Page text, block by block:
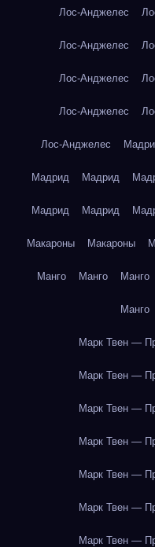
Лос-Анджелес
Лос-Анджелес
Лос-Анджелес
Лос-Анджелес
Лос-Анджелес
Мадрид Мадрид
Мадрид Мадрид
Макароны Макароны
Манго Манго Манго
Манго
Марк Твен —
Марк Твен —
Марк Твен —
Марк Твен —
Марк Твен —
Марк Твен —
Марк Твен —